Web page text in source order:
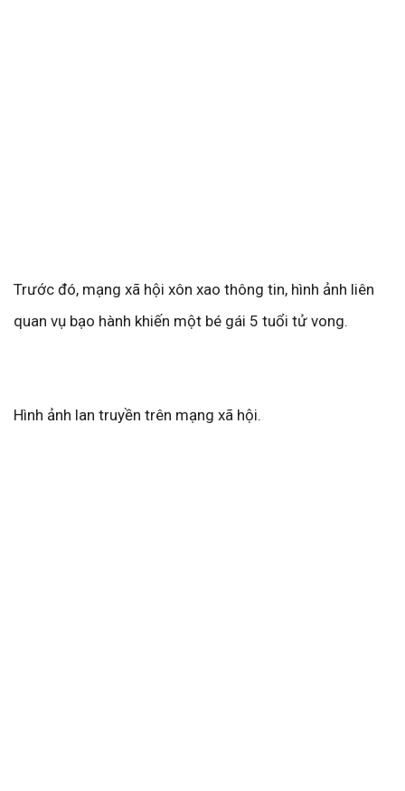
Trước đó, mạng xã hội xôn xao thông tin, hình ảnh liên
quan vụ bạo hành khiến một bé gái 5 tuổi tử vong.
Hình ảnh lan truyền trên mạng xã hội.